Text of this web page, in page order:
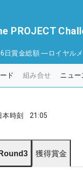
PROJECT
日賞金総額 ―ロイヤル
ド 組み合せ ニュー
本時刻 21:05
Round3 獲得賞金